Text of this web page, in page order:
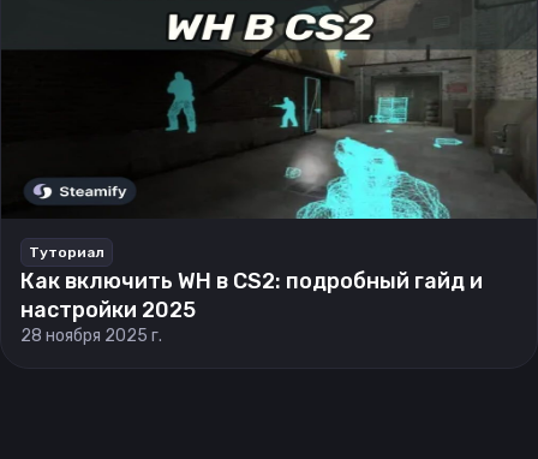
Туториал
Как включить WH в CS2: подробный гайд и
настройки 2025
28 ноября 2025 г.